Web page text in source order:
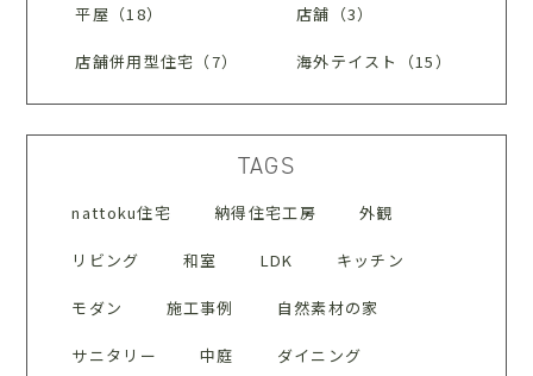
平屋（18） 店舗（3）
店舗併用型住宅（7） 海外テイスト（15）
TAGS
nattoku住宅 納得住宅工房 外観
リビング 和室 LDK キッチン
モダン 施工事例 自然素材の家
サニタリー 中庭 ダイニング